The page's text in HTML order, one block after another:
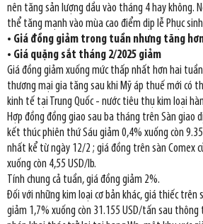
nên tăng sản lượng dầu vào tháng 4 hay không.
thể tăng mạnh vào mùa cao điểm dịp lễ Phục
• Giá đồng giảm trong tuần nhưng tăng
• Giá quặng sắt tháng 2/2025 giảm
Giá đồng giảm xuống mức thấp nhất hơn hai
thương mại gia tăng sau khi Mỹ áp thuế mới có
kinh tế tại Trung Quốc - nước tiêu thụ kim loại
Hợp đồng đồng giao sau ba tháng trên Sàn giao
kết thúc phiên thứ Sáu giảm 0,4% xuống còn
nhất kể từ ngày 12/2 ; giá đồng trên sàn Comex
xuống còn 4,55 USD/lb.
Tính chung cả tuần, giá đồng giảm 2%.
Đối với những kim loại cơ bản khác, giá thiếc trên
giảm 1,7% xuống còn 31.155 USD/tấn sau thông